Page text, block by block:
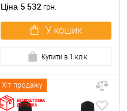
Ціна 5 532 грн.
У кошик
Купити в 1 клік
Хіт продажу